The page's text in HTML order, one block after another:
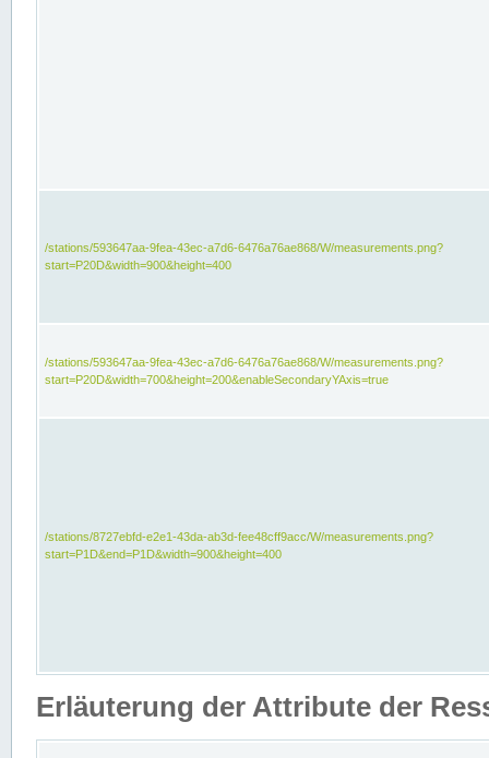
/stations/593647aa-9fea-43ec-a7d6-6476a76ae868/W/measurements.png?
start=P20D&width=900&height=400
/stations/593647aa-9fea-43ec-a7d6-6476a76ae868/W/measurements.png?
start=P20D&width=700&height=200&enableSecondaryYAxis=true
/stations/8727ebfd-e2e1-43da-ab3d-fee48cff9acc/W/measurements.png?
start=P1D&end=P1D&width=900&height=400
Erläuterung der Attribute der